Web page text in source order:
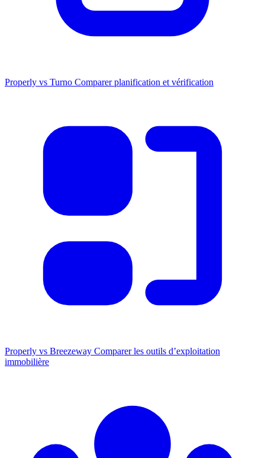
Properly vs Turno Comparer planification et vérification
Properly vs Breezeway Comparer les outils d’exploitation
immobilière